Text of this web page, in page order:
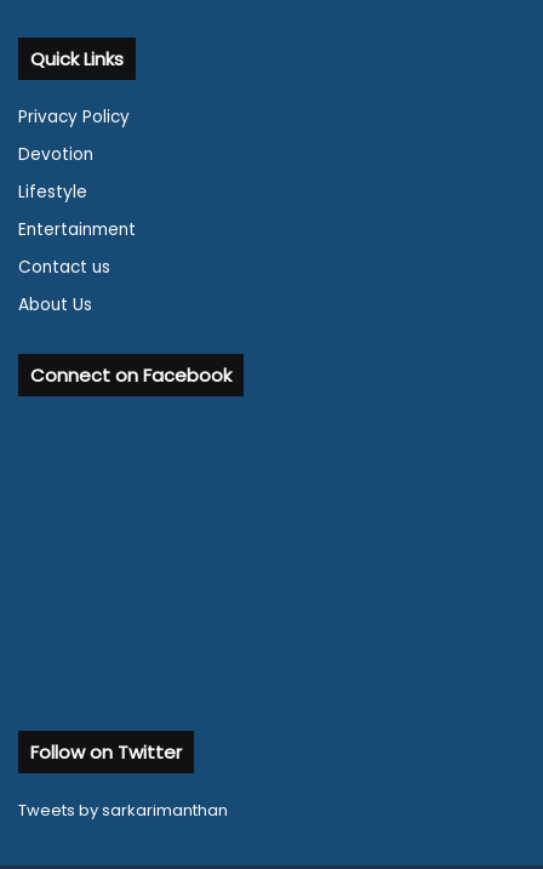
Quick Links
Privacy Policy
Devotion
Lifestyle
Entertainment
Contact us
About Us
Connect on Facebook
Follow on Twitter
Tweets by sarkarimanthan